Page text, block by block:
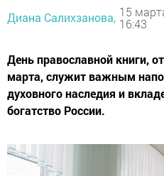
Диана Салихзанова, 15
16:43
День православной книги,
марта, служит важным
духовного наследия и
богатство России.